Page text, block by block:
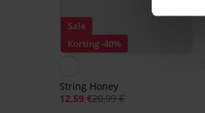
Sale
Korting -40%
String Honey
12,59 €20,99 €